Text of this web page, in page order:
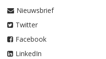
Nieuwsbrief
Twitter
Facebook
LinkedIn